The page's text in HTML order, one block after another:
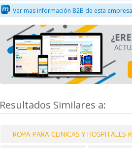
Ver mas información B2B de esta
Resultados Similares a:
ROPA PARA CLINICAS Y HOSPITALES